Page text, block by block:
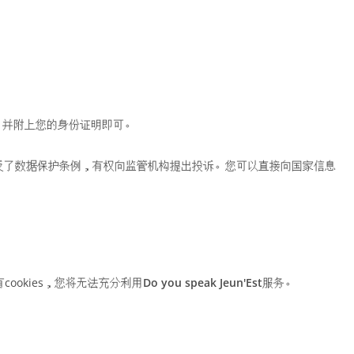
附上您的身份证明即可。
数据保护条例，有权向监管机构提出投诉。您可以直接向国家信息
，您将无法充分利用Do you speak Jeun'Est服务。